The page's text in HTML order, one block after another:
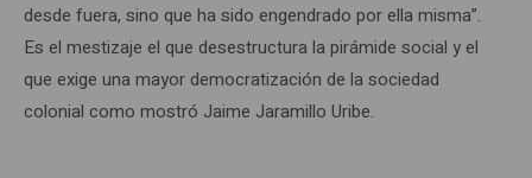
desde fuera, sino que ha sido engendrado por ella misma”.
Es el mestizaje el que desestructura la pirámide social y el
que exige una mayor democratización de la sociedad
colonial como mostró Jaime Jaramillo Uribe.